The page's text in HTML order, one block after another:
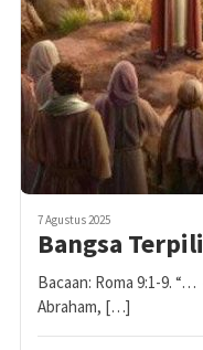
7 Agustus 2025
Bangsa
Bacaan: Roma 9:1-9.
Abraham, […]